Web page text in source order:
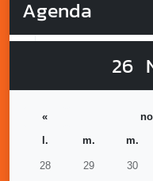
Agenda
26
«
l.
m. m.
28 29 30